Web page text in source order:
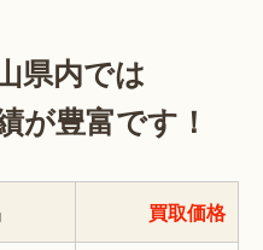
県内では
が豊富です！
買取価格